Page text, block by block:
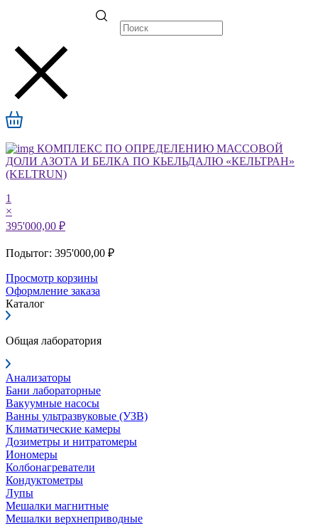
КОМПЛЕКС ПО ОПРЕДЕЛЕНИЮ МАССОВОЙ
ДОЛИ АЗОТА И БЕЛКА ПО КЬЕЛЬДАЛЮ «КЕЛЬТРАН»
(KELTRUN)
1
×
395'000,00 ₽
Подытог: 395'000,00 ₽
Просмотр корзины
Оформление заказа
Каталог
Общая лаборатория
Анализаторы
Бани лабораторные
Вакуумные насосы
Ванны ультразвуковые (УЗВ)
Климатические камеры
Дозиметры и нитратомеры
Иономеры
Колбонагреватели
Кондуктометры
Лупы
Мешалки магнитные
Мешалки верхнеприводные